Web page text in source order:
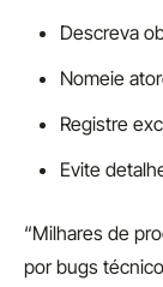
Descreva
Nomeie
Registre
Evite
“Milhares de
por bugs